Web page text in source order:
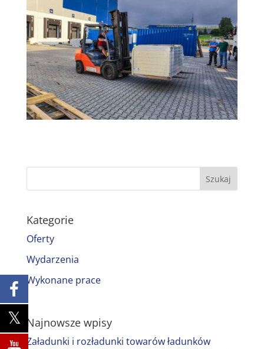
Kategorie
Oferty
Wydarzenia
Wykonane prace
Najnowsze wpisy
Załadunki i rozładunki towarów ładunków